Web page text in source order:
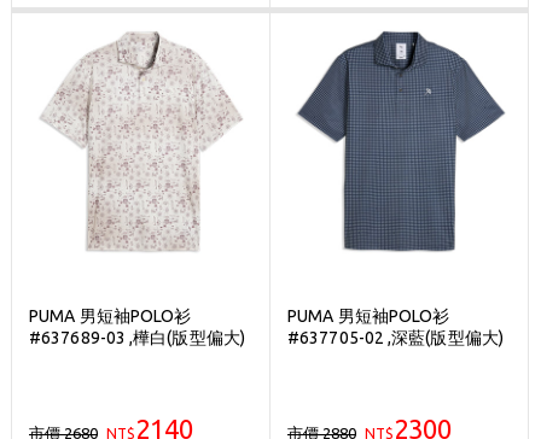
PUMA 男短袖POLO衫
#637689-03 ,樺白(版型偏大)
市價 2680 NT$ 2140
PUMA 男短袖POLO衫
#637705-02 ,深藍(版型偏大)
市價 2880 NT$ 2300